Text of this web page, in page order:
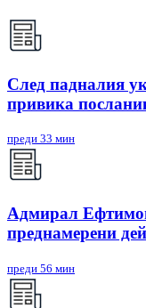
След падналия
привика
преди 33 мин
Адмирал
преднамерени
преди 56 мин